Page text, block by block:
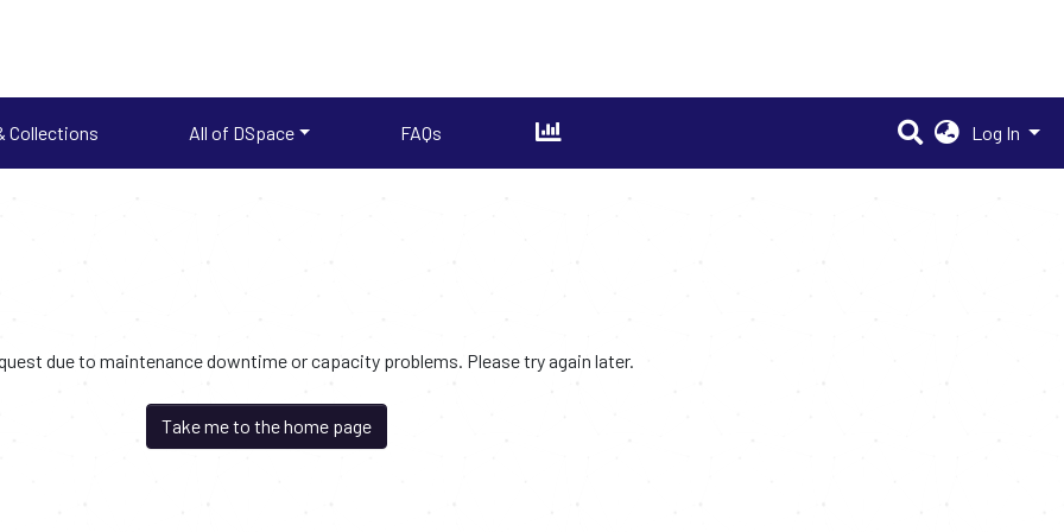
Collections All of DSpace FAQs Log In
due to maintenance downtime or capacity problems. Please try again later.
Take me to the home page